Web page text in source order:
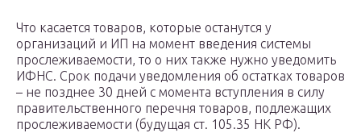
Что касается товаров, которые останутся у
организаций и ИП на момент введения системы
прослеживаемости, то о них также нужно уведомить
ИФНС. Срок подачи уведомления об остатках товаров
– не позднее 30 дней с момента вступления в силу
правительственного перечня товаров, подлежащих
прослеживаемости (будущая ст. 105.35 НК РФ).